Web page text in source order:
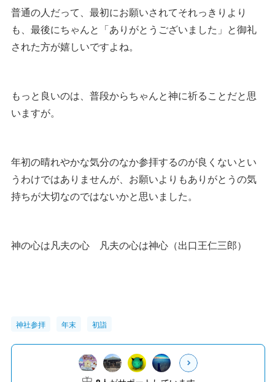
普通の人だって、最初にお願いされてそれっきりより
も、最後にちゃんと「ありがとうございました」と御礼
された方が嬉しいですよね。
もっと良いのは、普段からちゃんと神に祈ることだと思
いますが。
年初の晴れやかな気分のなか参拝するのが良くないとい
うわけではありませんが、お願いよりもありがとうの気
持ちが大切なのではないかと思いました。
神の心は凡夫の心 凡夫の心は神心（出口王仁三郎）
神社参拝 年末 初詣